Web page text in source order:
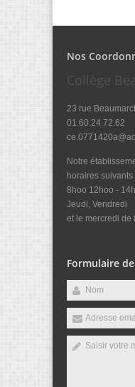
Nos
Collège
23 rue
01.60.24.72.62
Notre
horaires suivants
8hoo 12hoo -
Jeudi, Vendredi
et le mercredi de
Formulaire